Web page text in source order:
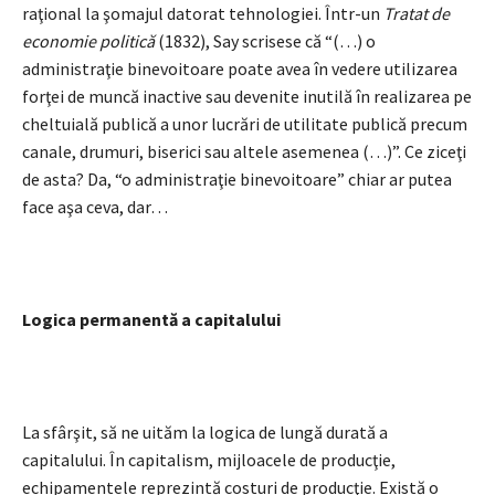
raţional la şomajul datorat tehnologiei. Într-un Tratat de
economie politică(1832), Say scrisese că “(…) o
administraţie binevoitoare poate avea în vedere utilizarea
forţei de muncă inactive sau devenite inutilă în realizarea pe
cheltuială publică a unor lucrări de utilitate publică precum
canale, drumuri, biserici sau altele asemenea (…)”. Ce ziceţi
de asta? Da, “o administraţie binevoitoare” chiar ar putea
face aşa ceva, dar…
Logica permanentă a capitalului
La sfârşit, să ne uităm la logica de lungă durată a
capitalului. În capitalism, mijloacele de producţie,
echipamentele reprezintă costuri de producţie. Există o